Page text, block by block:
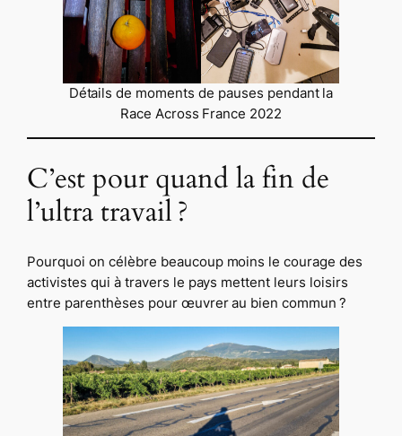
Détails de moments de pauses pendant la
Race Across France 2022
C’est pour quand la fin de
l’ultra travail ?
Pourquoi on célèbre beaucoup moins le courage des
activistes qui à travers le pays mettent leurs loisirs
entre parenthèses pour œuvrer au bien commun ?